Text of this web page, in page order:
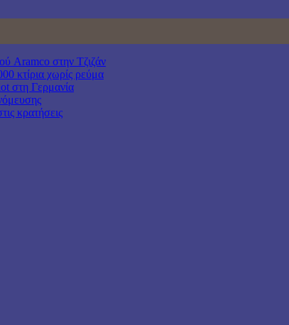
Aramco στην Τζιζάν
κτίρια χωρίς ρεύμα
στη Γερμανία
κρατήσεις